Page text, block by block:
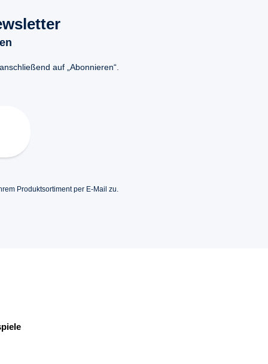
auf „Abonnieren“.
Produktsortiment per E-Mail zu.